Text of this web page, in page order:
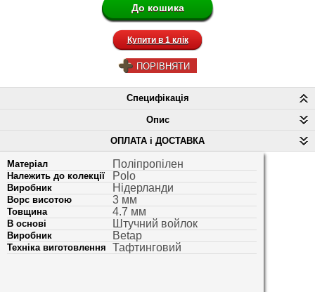
Купити в 1 клік
ПОРІВНЯТИ
Специфікація
Опис
ОПЛАТА і ДОСТАВКА
Матеріал Поліпропілен
Належить до колекції Polo
Виробник Нідерланди
Ворс висотою 3 мм
Товщина 4.7 мм
В основі Штучний войлок
Виробник Betap
Техніка виготовлення Тафтинговий